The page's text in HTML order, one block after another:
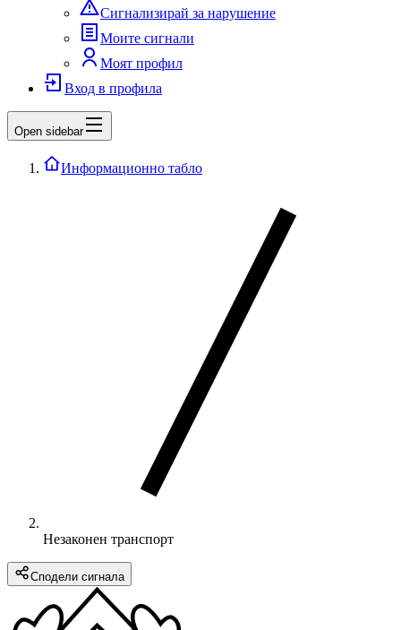
Сигнализирай за нарушение
Моите сигнали
Моят профил
Вход в профила
Open sidebar
Информационно табло
Незаконен транспорт
Сподели сигнала